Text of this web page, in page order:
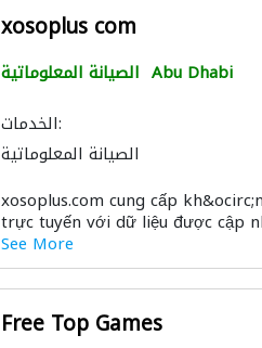
xosoplus com
الصيانة المعلوماتية Abu Dhabi
الخدمات:
الصيانة المعلوماتية
xosoplus.com cung cấp
trực tuyến với dữ liệu được cập
See More
Free Top Games